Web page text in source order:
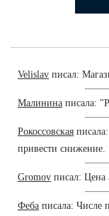
Velislav писал:
Малинина писала:
Рокоссовская
привести снижение.
Gromov писал: Цена
Феба писала: Числе